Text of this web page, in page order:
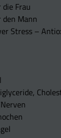
Frau
Mann
Stress –